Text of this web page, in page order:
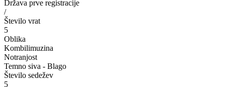
Država prve registracije
/
Število vrat
5
Oblika
Kombilimuzina
Notranjost
Temno siva - Blago
Število sedežev
5